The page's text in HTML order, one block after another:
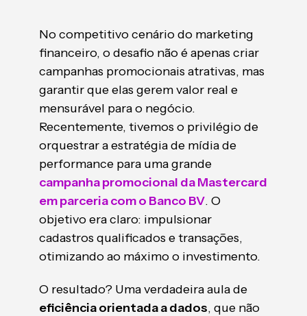
No competitivo cenário do marketing
financeiro, o desafio não é apenas criar
campanhas promocionais atrativas, mas
garantir que elas gerem valor real e
mensurável para o negócio.
Recentemente, tivemos o privilégio de
orquestrar a estratégia de mídia de
performance para uma grande
campanha promocional da Mastercard
em parceria com o Banco BV. O
objetivo era claro: impulsionar
cadastros qualificados e transações,
otimizando ao máximo o investimento.
O resultado? Uma verdadeira aula de
eficiência orientada a dados, que não